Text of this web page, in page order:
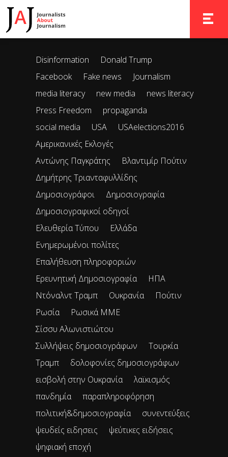
It seems we can’t find what you’re looking for. Perhaps
searching can help.
Disinformation
Donald Trump
Facebook
Fake news
Journalism
media literacy
new media
news literacy
Press Freedom
propaganda
social media
USA
USAelections2016
Αμερικανικές Εκλογές
Αντώνης Παγκράτης
Βλαντιμίρ Πούτιν
Δημήτρης Τριανταφυλλίδης
Δημοσιογράφοι
Δημοσιογραφία
Δημοσιογραφικοί οδηγοί
Ελευθερία Τύπου
Ελλάδα
Ενημερωμένοι πολίτες
Επαλήθευση πληροφοριών
Ερευνητική Δημοσιογραφία
ΗΠΑ
Ντόναλντ Τραμπ
Ουκρανία
Πούτιν
Ρωσία
Ρωσικά ΜΜΕ
Σίσσυ Αλωνιστιώτου
Συλλήψεις δημοσιογράφων
Τουρκία
Τραμπ
δολοφονίες δημοσιογράφων
εισβολή στην Ουκρανία
λαϊκισμός
πανδημία
παραπληροφόρηση
πολιτική&δημοσιογραφία
συνεντεύξεις
ψευδείς ειδησεις
ψεύτικες ειδήσεις
ψηφιακή εποχή